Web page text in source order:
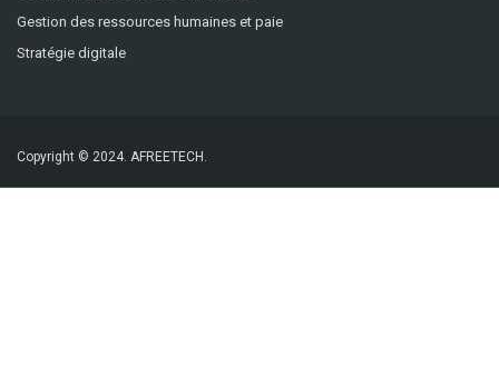
Gestion des ressources humaines et paie
Stratégie digitale
Copyright © 2024. AFREETECH.